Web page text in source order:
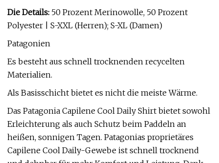
Die Details: 50 Prozent Merinowolle, 50 Prozent
Polyester | S-XXL (Herren); S-XL (Damen)
Patagonien
Es besteht aus schnell trocknenden recycelten
Materialien.
Als Basisschicht bietet es nicht die meiste Wärme.
Das Patagonia Capilene Cool Daily Shirt bietet sowohl
Erleichterung als auch Schutz beim Paddeln an
heißen, sonnigen Tagen. Patagonias proprietäres
Capilene Cool Daily-Gewebe ist schnell trocknend